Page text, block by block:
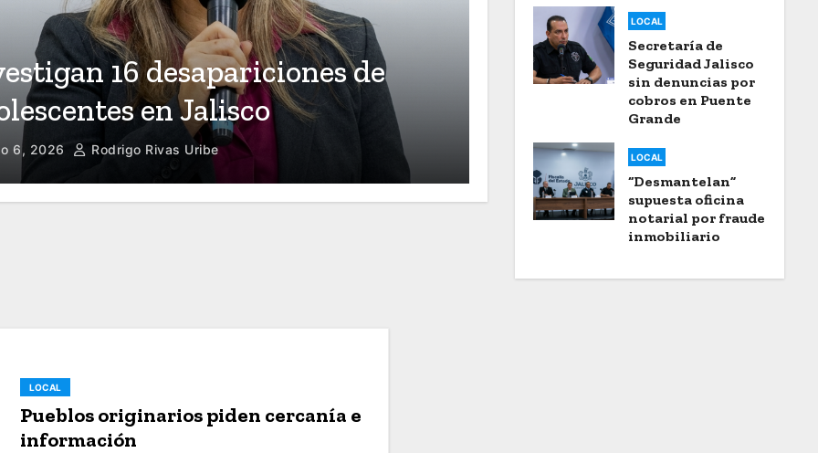
16 desapariciones de
en Jalisco
6, 2026 Rodrigo Rivas Uribe
Lanzan programa
a mujeres que luchan
Ago 6, 2026 Rodrigo Rivas Uribe
LOCAL
Secretaría de
Seguridad Jalisco
sin denuncias por
cobros en Puente
Grande
LOCAL
“Desmantelan”
supuesta oficina
notarial por fraude
inmobiliario
LOCAL
Pueblos originarios piden cercanía e
información